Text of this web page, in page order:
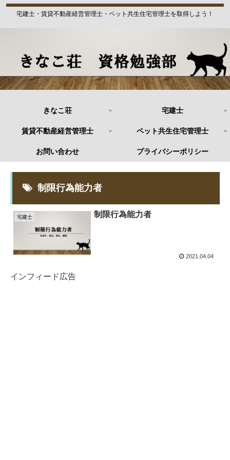
宅建士・賃貸不動産経営管理士・ペット共生住宅管理士を取得しよう！
きなこ荘 宅建士
賃貸不動産経営管理士 ペット共生住宅管理士
お問い合わせ プライバシーポリシー
制限行為能力者
宅建士 制限行為能力者
2021.04.04
インフィード広告